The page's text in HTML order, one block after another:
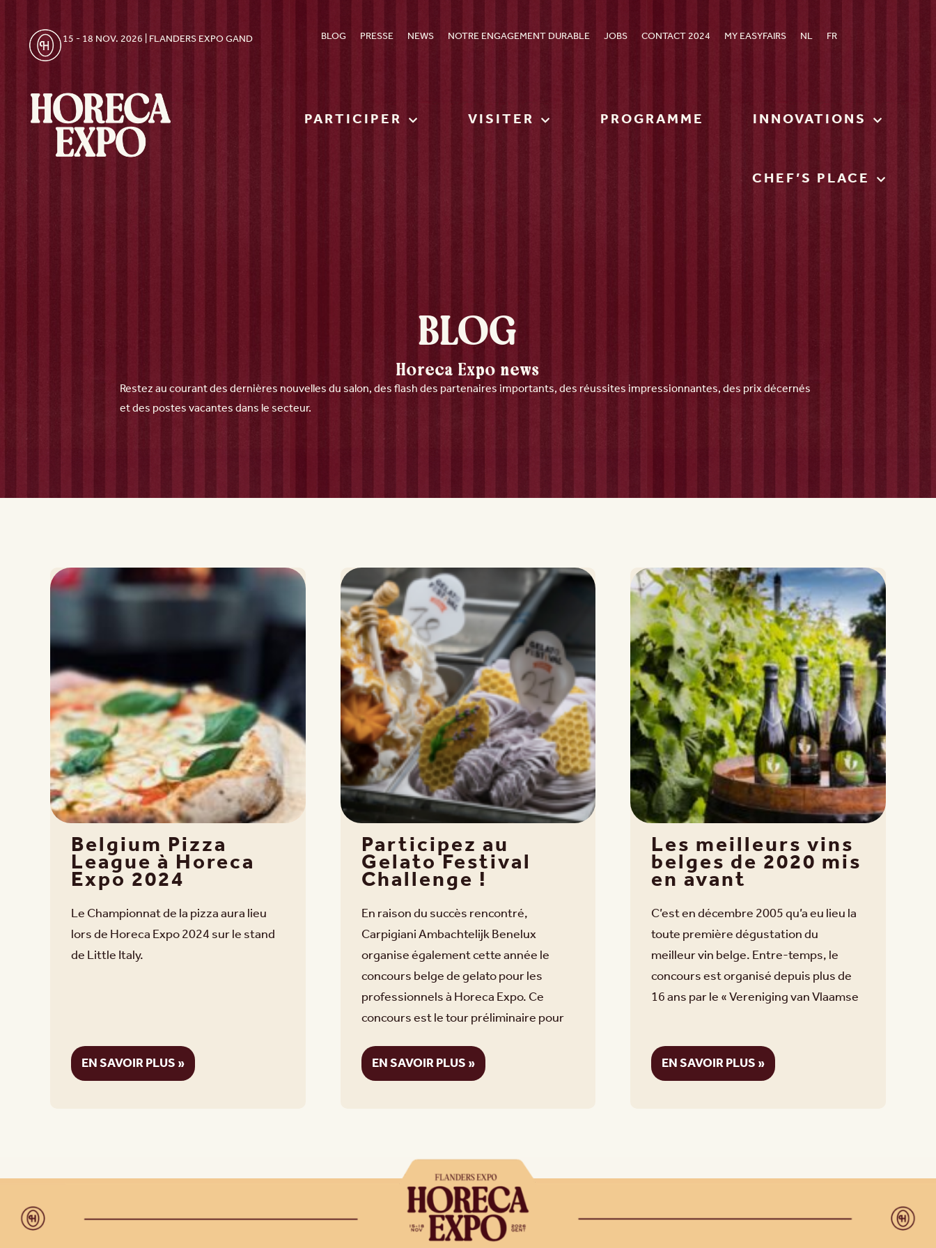
15 - 18 NOV. 2026 | FLANDERS EXPO GAND BLOG PRESSE NEWS NOTRE ENGAGEMENT DURABLE JOBS CONTACT 2024 MY EASYFAIRS NL FR
PARTICIPER VISITER PROGRAMME INNOVATIONS
CHEF’S PLACE
BLOG
Horeca Expo news
Restez au courant des dernières nouvelles du salon, des flash des partenaires importants, des réussites impressionnantes, des prix décernés
et des postes vacantes dans le secteur.
Belgium Pizza
League à Horeca
Expo 2024
Le Championnat de la pizza aura lieu
lors de Horeca Expo 2024 sur le stand
de Little Italy.
EN SAVOIR PLUS »
Participez au
Gelato Festival
Challenge !
En raison du succès rencontré,
Carpigiani Ambachtelijk Benelux
organise également cette année le
concours belge de gelato pour les
professionnels à Horeca Expo. Ce
concours est le tour préliminaire pour
EN SAVOIR PLUS »
Les meilleurs vins
belges de 2020 mis
en avant
C’est en décembre 2005 qu’a eu lieu la
toute première dégustation du
meilleur vin belge. Entre-temps, le
concours est organisé depuis plus de
16 ans par le « Vereniging van Vlaamse
EN SAVOIR PLUS »